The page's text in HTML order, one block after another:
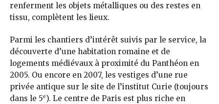
renferment les objets métalliques ou des restes en
tissu, complètent les lieux.
Parmi les chantiers d’intérêt suivis par le service, la
découverte d’une habitation romaine et de
logements médiévaux à proximité du Panthéon en
2005. Ou encore en 2007, les vestiges d’une rue
privée antique sur le site de l’institut Curie (toujours
dans le 5e ). Le centre de Paris est plus riche en